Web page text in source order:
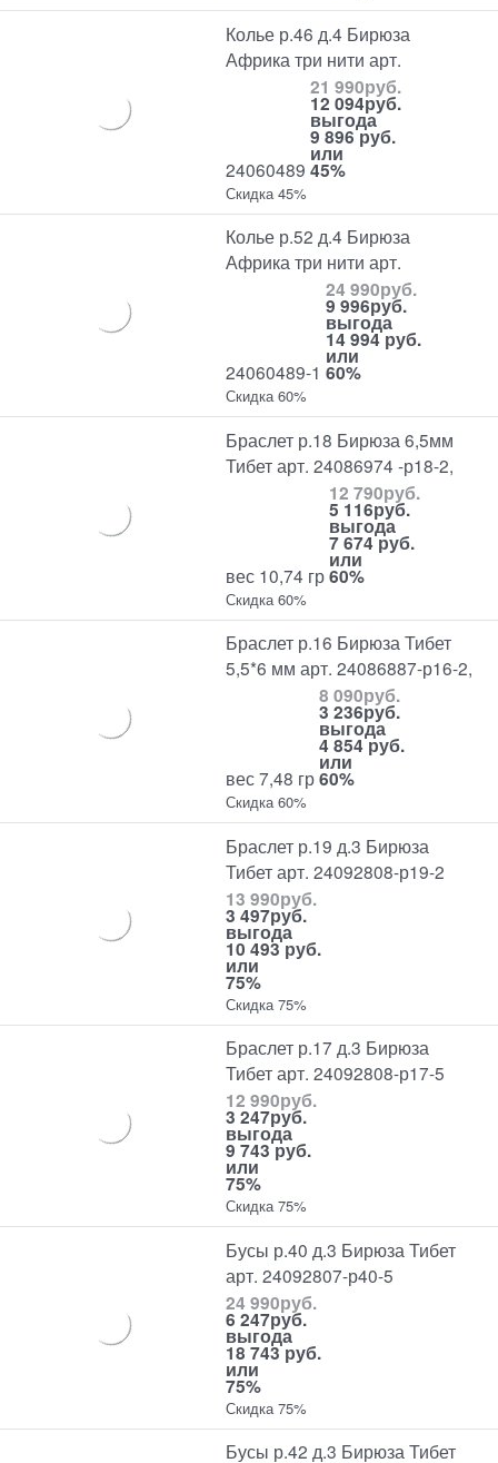
Колье р.46 д.4 Бирюза
Африка три нити арт.
24060489
21 990руб.
12 094руб.
выгода
9 896 руб.
или
45%
Скидка 45%
Колье р.52 д.4 Бирюза
Африка три нити арт.
24060489-1
24 990руб.
9 996руб.
выгода
14 994 руб.
или
60%
Скидка 60%
Браслет р.18 Бирюза 6,5мм
Тибет арт. 24086974 -р18-2,
вес 10,74 гр
12 790руб.
5 116руб.
выгода
7 674 руб.
или
60%
Скидка 60%
Браслет р.16 Бирюза Тибет
5,5*6 мм арт. 24086887-р16-2,
вес 7,48 гр
8 090руб.
3 236руб.
выгода
4 854 руб.
или
60%
Скидка 60%
Браслет р.19 д.3 Бирюза
Тибет арт. 24092808-р19-2
13 990руб.
3 497руб.
выгода
10 493 руб.
или
75%
Скидка 75%
Браслет р.17 д.3 Бирюза
Тибет арт. 24092808-р17-5
12 990руб.
3 247руб.
выгода
9 743 руб.
или
75%
Скидка 75%
Бусы р.40 д.3 Бирюза Тибет
арт. 24092807-р40-5
24 990руб.
6 247руб.
выгода
18 743 руб.
или
75%
Скидка 75%
Бусы р.42 д.3 Бирюза Тибет